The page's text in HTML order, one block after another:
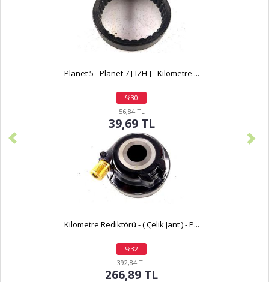
Planet 5 - Planet 7 [ IZH ] - Kilometre ...
%30
indirim
56,84 TL
39,69 TL
Kilometre Rediktörü - ( Çelik Jant ) - P...
%32
indirim
392,84 TL
266,89 TL